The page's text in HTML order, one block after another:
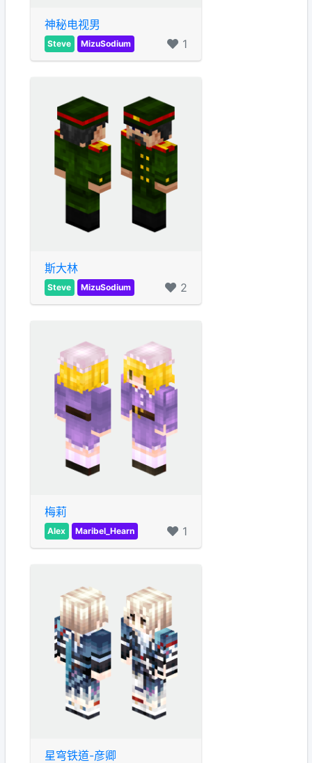
神秘电视男
Steve MizuSodium 1
斯大林
Steve MizuSodium 2
梅莉
Alex Maribel_Hearn 1
星穹铁道-彦卿